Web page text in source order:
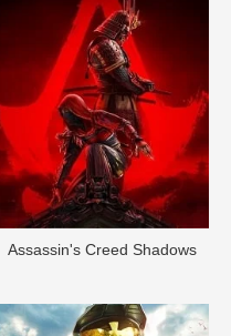
Assassin's Creed Shadows